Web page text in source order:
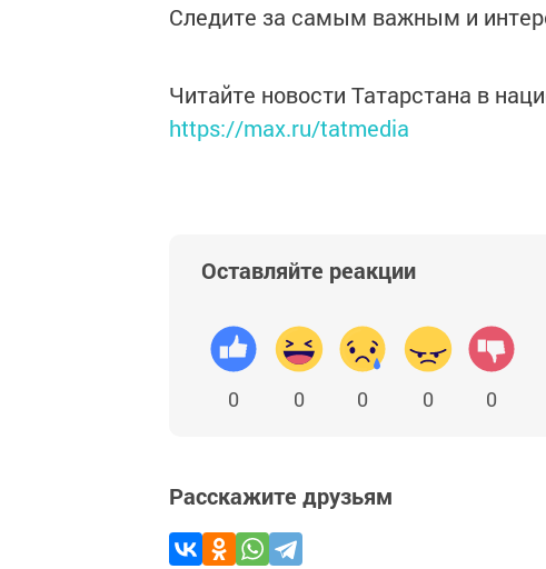
Следите за самым важным и
Читайте новости Татарстана в
https://max.ru/tatmedia
Оставляйте реакции
0 0 0 0 0
Расскажите друзьям